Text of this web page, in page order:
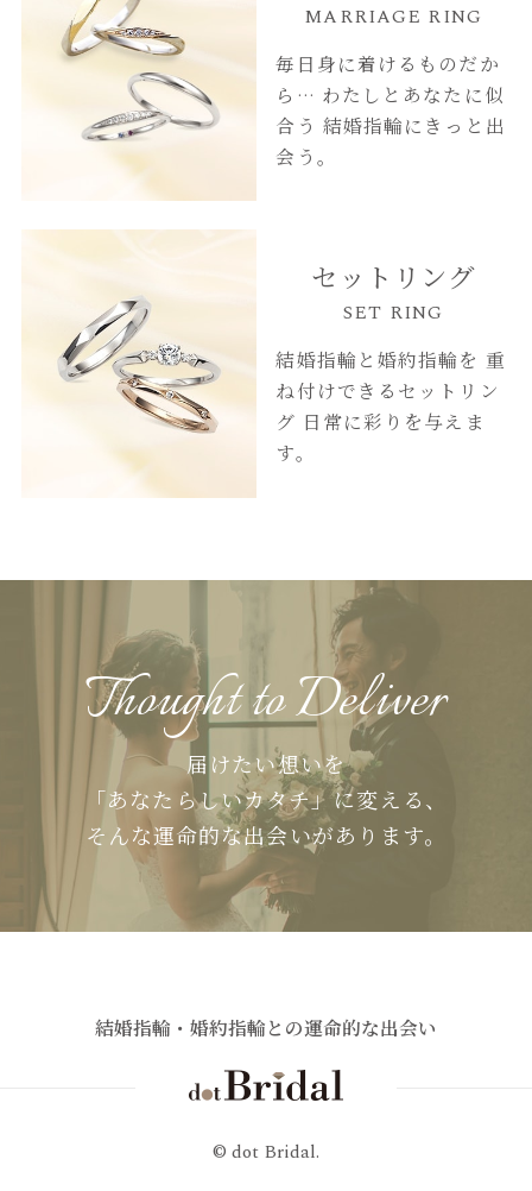
MARRIAGE RING
毎日身に着けるものだか
ら… わたしとあなたに似
合う 結婚指輪にきっと出
会う。
セットリング
SET RING
結婚指輪と婚約指輪を 重
ね付けできるセットリン
グ 日常に彩りを与えま
す。
Thought to Deliver
届けたい想いを
「あなたらしいカタチ」に変える、
そんな運命的な出会いがあります。
結婚指輪・婚約指輪との運命的な出会い
© dot Bridal.